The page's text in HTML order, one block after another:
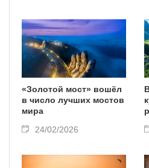
«Золотой мост» вошёл
в число лучших мостов
мира
24/02/2026